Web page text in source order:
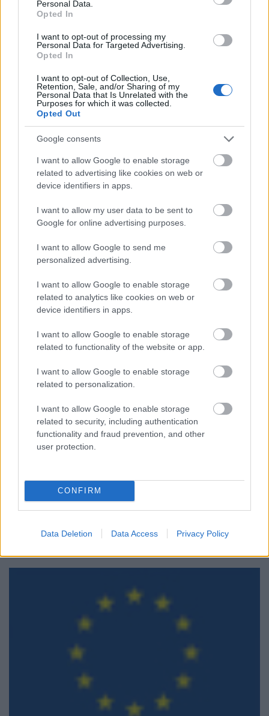
Personal Data.
Opted In
I want to opt-out of processing my
Personal Data for Targeted Advertising.
Opted In
I want to opt-out of Collection, Use,
Retention, Sale, and/or Sharing of my
Personal Data that Is Unrelated with the
Purposes for which it was collected.
Opted Out
Google consents
I want to allow Google to enable storage
related to advertising like cookies on web or
device identifiers in apps.
I want to allow my user data to be sent to
Google for online advertising purposes.
I want to allow Google to send me
personalized advertising.
I want to allow Google to enable storage
related to analytics like cookies on web or
device identifiers in apps.
I want to allow Google to enable storage
related to functionality of the website or app.
I want to allow Google to enable storage
related to personalization.
I want to allow Google to enable storage
related to security, including authentication
functionality and fraud prevention, and other
user protection.
CONFIRM
Data Deletion Data Access Privacy Policy
hogy ez idő alatt a felderítetlen maradt esetek
emelkedett. A betörés miatt indult nyomozásoknál
az eredményesség tavalymár a 15%-ot sem
Ezenközben a kormányváltás óta állítólag
legkevesebbnettó 3500 fővel nőtta rendőri létszám,
ami nagyjából a korábbi állomány 10 százaléka.
Mindezzel nem azt állítjuk, hogy a rendőri létszám
nálunk fordított arányban befolyásolja a
nyomozások hatékonyságát. Abban is lehet valami,
bár ellenpróbára nincs mód, hogy ha nem növelték
volna a létszámot, még szomorúbb kriminalisztikai
statisztikák születnének. Mi csupán azt akarjuk
voluntarista büntetőpolitikasem hozta meg a
kormány által várt eredményeket. Így van, így lesz ez
magatartások és főleg állapotok kriminalizálása, az
elzárások túlhajtása, a börtönfétis rossz útra vezet.
A hajléktalanok börtönnel való fenyegetése nem csak
a fedél nélkül élők emberi méltóságát sérti, de a
hajléktalanság enyhítésének esztelen és költséges
kísérlete is. Ha meg sem próbálják a hajléktalanok
szociális ellátását megerősíteni, meglehet, lesznek
majd hajléktalanmentes övezetek, de az elesettek
száma valójában semmivel semmi csökken, csak –
nagy költséggel – időről-időre az utcáról a
börtönökbe terelődnek át. Aminek még az a
következménye is lehet, hogy előbb-utóbb „saját
jogon” (bűnözőként) térnek vissza a „bűnözés
egyetemeire”, ahelyett hogy inkább
hajléktalanotthonban vagy szociális bérlakásban
csak a jog betűje szerint, majd a valóságban is.
Zádori Zsolt
(A Magyar Helsinki Bizottság börtönmonitorozását